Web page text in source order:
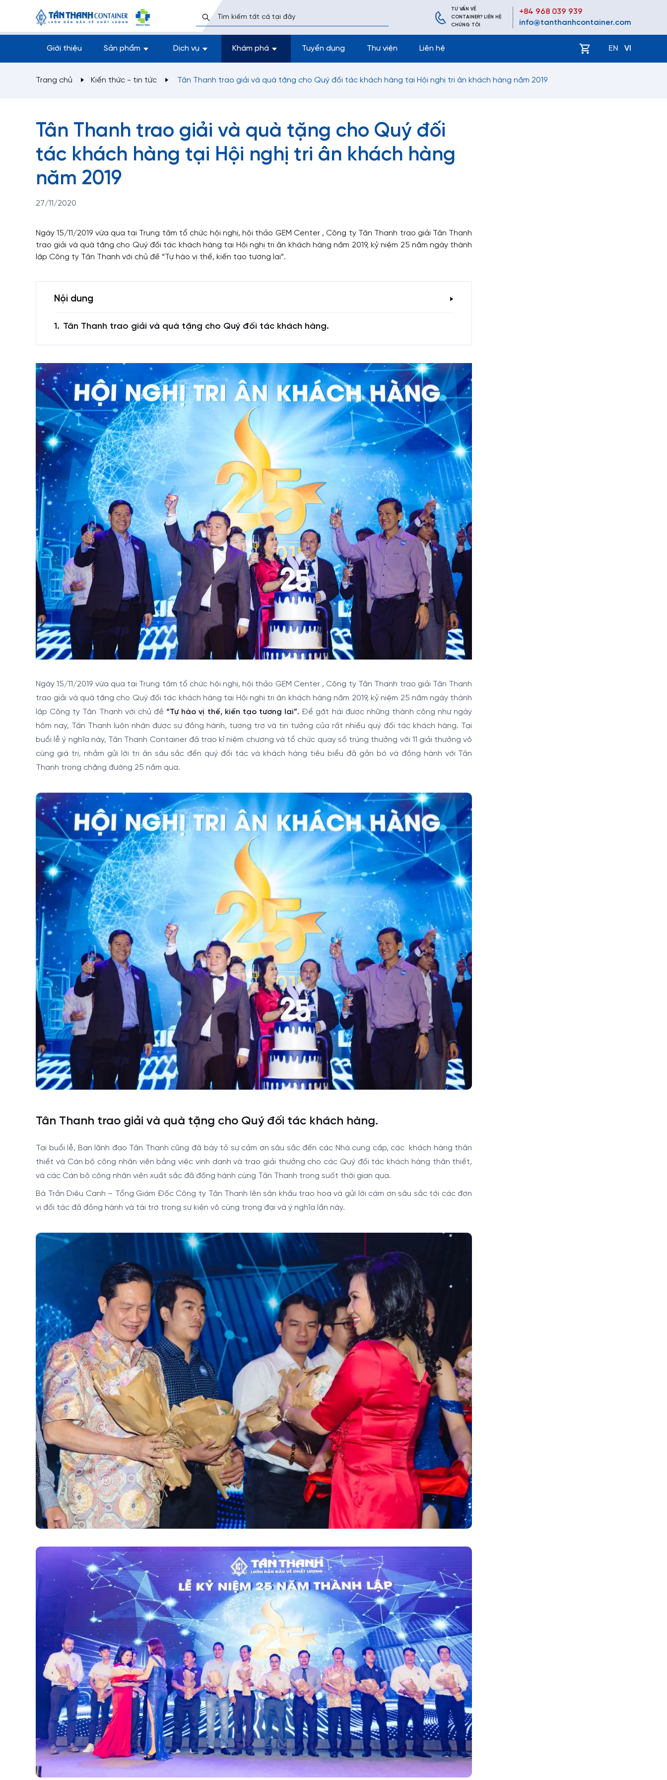
TƯ VẤN VỀ
CONTAINER? LIÊN HỆ
CHÚNG TÔI
+84 968 039 939
info@tanthanhcontainer.com
Giới thiệu Sản phẩm Dịch vụ Khám phá Tuyển dụng Thư viện Liên hệ EN VI
Trang chủ Kiến thức - tin tức Tân Thanh trao giải và quà tặng cho Quý đối tác khách hàng tại Hội nghị tri ân khách hàng năm 2019
Tân Thanh trao giải và quà tặng cho Quý đối
tác khách hàng tại Hội nghị tri ân khách hàng
năm 2019
27/11/2020
Ngày 15/11/2019 vừa qua tại Trung tâm tổ chức hội nghị, hội thảo GEM Center , Công ty Tân Thanh trao giải Tân Thanh
trao giải và quà tặng cho Quý đối tác khách hàng tại Hội nghị tri ân khách hàng năm 2019, kỷ niệm 25 năm ngày thành
lập Công ty Tân Thanh với chủ đề “Tự hào vị thế, kiến tạo tương lai”.
Nội dung
Tân Thanh trao giải và quà tặng cho Quý đối tác khách hàng.
Ngày 15/11/2019 vừa qua tại Trung tâm tổ chức hội nghị, hội thảo GEM Center , Công ty Tân Thanh trao giải Tân Thanh
trao giải và quà tặng cho Quý đối tác khách hàng tại Hội nghị tri ân khách hàng năm 2019, kỷ niệm 25 năm ngày thành
lập Công ty Tân Thanh với chủ đề “Tự hào vị thế, kiến tạo tương lai”.Để gặt hái được những thành công như ngày
hôm nay, Tân Thanh luôn nhận được sự đồng hành, tương trợ và tin tưởng của rất nhiều quý đối tác khách hàng. Tại
buổi lễ ý nghĩa này, Tân Thanh Container đã trao kỉ niệm chương và tổ chức quay số trúng thưởng với 11 giải thưởng vô
cùng giá trị, nhằm gửi lời tri ân sâu sắc đến quý đối tác và khách hàng tiêu biểu đã gắn bó và đồng hành với Tân
Thanh trong chặng đường 25 năm qua.
Tân Thanh trao giải và quà tặng cho Quý đối tác khách hàng.
Tại buổi lễ, Ban lãnh đạo Tân Thanh cũng đã bày tỏ sự cảm ơn sâu sắc đến các Nhà cung cấp, các khách hàng thân
thiết và Cán bộ công nhân viên bằng việc vinh danh và trao giải thưởng cho các Quý đối tác khách hàng thân thiết,
và các Cán bộ công nhân viên xuất sắc đã đồng hành cùng Tân Thanh trong suốt thời gian qua.
Bà Trần Diệu Canh – Tổng Giám Đốc Công ty Tân Thanh lên sân khấu trao hoa và gửi lời cám ơn sâu sắc tới các đơn
vị đối tác đã đồng hành và tài trợ trong sự kiện vô cùng trọng đại và ý nghĩa lần này.